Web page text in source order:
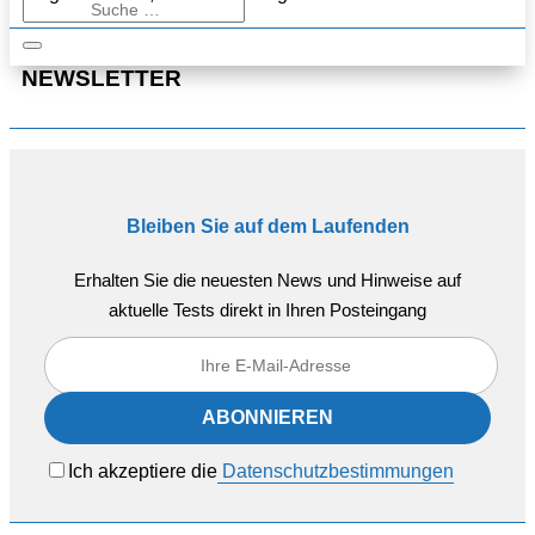
NEWSLETTER
Bleiben Sie auf dem Laufenden
Erhalten Sie die neuesten News und Hinweise auf
aktuelle Tests direkt in Ihren Posteingang
Ich akzeptiere die Datenschutzbestimmungen